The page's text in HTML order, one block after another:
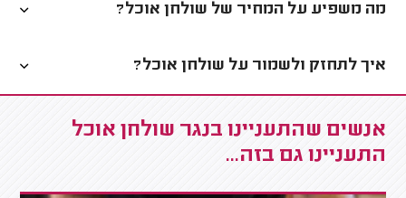
מה משפיע על המחיר של שולחן אוכל?
איך לתחזק ולשמור על שולחן אוכל?
אנשים שהתעניינו בנגר שולחן אוכל
התעניינו גם בזה...